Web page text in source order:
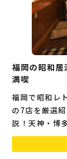
福岡の昭和
満喫
福岡で昭和レ
の7店を厳選
説！天神・博